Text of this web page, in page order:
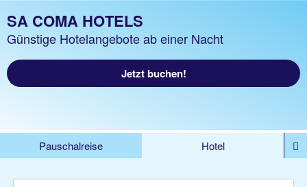
SA COMA HOTELS
Günstige Hotelangebote ab einer Nacht
Jetzt buchen!
Pauschalreise
Hotel